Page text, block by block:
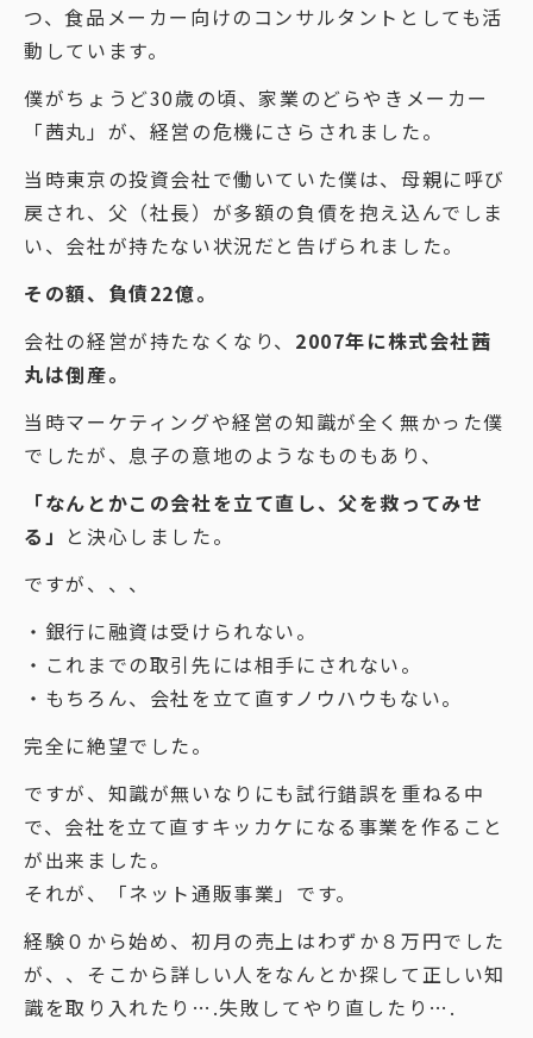
つ、食品メーカー向けのコンサルタントとしても活
動しています。
僕がちょうど30歳の頃、家業のどらやきメーカー
「茜丸」が、経営の危機にさらされました。
当時東京の投資会社で働いていた僕は、母親に呼び
戻され、父（社長）が多額の負債を抱え込んでしま
い、会社が持たない状況だと告げられました。
その額、負債22億。
会社の経営が持たなくなり、 2007年に株式会社茜
丸は倒産。
当時マーケティングや経営の知識が全く無かった僕
でしたが、息子の意地のようなものもあり、
「なんとかこの会社を立て直し、父を救ってみせ
る」 と決心しました。
ですが、、、
・銀行に融資は受けられない。
・これまでの取引先には相手にされない。
・もちろん、会社を立て直すノウハウもない。
完全に絶望でした。
ですが、知識が無いなりにも試行錯誤を重ねる中
で、会社を立て直すキッカケになる事業を作ること
が出来ました。
それが、「ネット通販事業」です。
経験０から始め、初月の売上はわずか８万円でした
が、、そこから詳しい人をなんとか探して正しい知
識を取り入れたり….失敗してやり直したり….